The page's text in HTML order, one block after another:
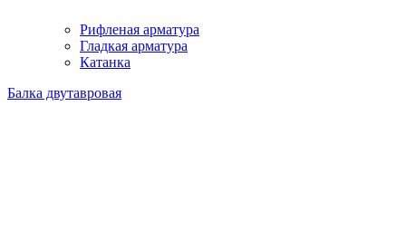
Рифленая арматура
Гладкая арматура
Катанка
Балка двутавровая